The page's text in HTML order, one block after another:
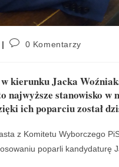
0 Komentarzy
kierunku Jacka
najwyższe stanowisko
ich poparciu został
z Komitetu Wyborczego
poparli kandydaturę